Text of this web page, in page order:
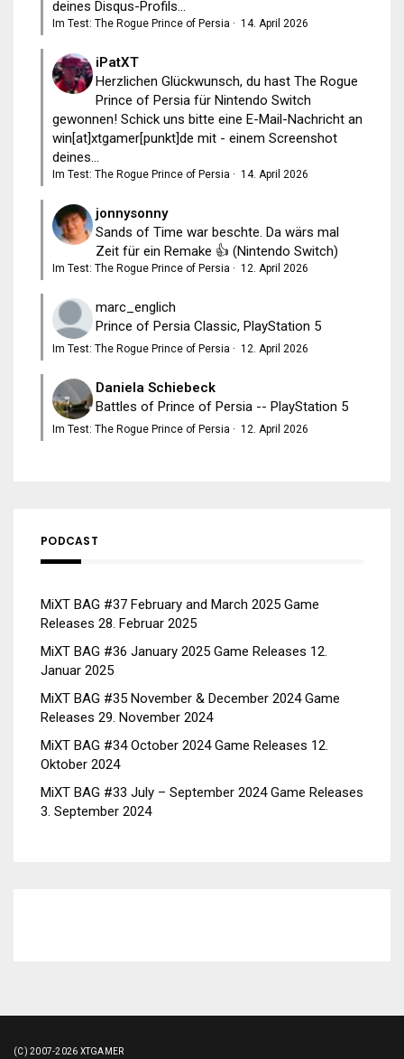
deines Disqus-Profils...
Im Test: The Rogue Prince of Persia · 14. April 2026
iPatXT
Herzlichen Glückwunsch, du hast The Rogue
Prince of Persia für Nintendo Switch
gewonnen! Schick uns bitte eine E-Mail-Nachricht an
win[at]xtgamer[punkt]de mit - einem Screenshot
deines...
Im Test: The Rogue Prince of Persia · 14. April 2026
jonnysonny
Sands of Time war beschte. Da wärs mal
Zeit für ein Remake 👍 (Nintendo Switch)
Im Test: The Rogue Prince of Persia · 12. April 2026
marc_englich
Prince of Persia Classic, PlayStation 5
Im Test: The Rogue Prince of Persia · 12. April 2026
Daniela Schiebeck
Battles of Prince of Persia -- PlayStation 5
Im Test: The Rogue Prince of Persia · 12. April 2026
PODCAST
MiXT BAG #37 February and March 2025 Game
Releases 28. Februar 2025
MiXT BAG #36 January 2025 Game Releases 12.
Januar 2025
MiXT BAG #35 November & December 2024 Game
Releases 29. November 2024
MiXT BAG #34 October 2024 Game Releases 12.
Oktober 2024
MiXT BAG #33 July – September 2024 Game Releases
3. September 2024
(C) 2007-2026 XTGAMER